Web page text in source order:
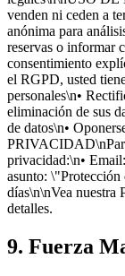
venden ni ceden a
anónima para
reservas o informar
consentimiento
el RGPD, usted
personales\n•
eliminación de sus
de datos\n•
privacidad:\n•
asunto: \"Protección
días\n\nVea nuestra
detalles.
9. Fuerza